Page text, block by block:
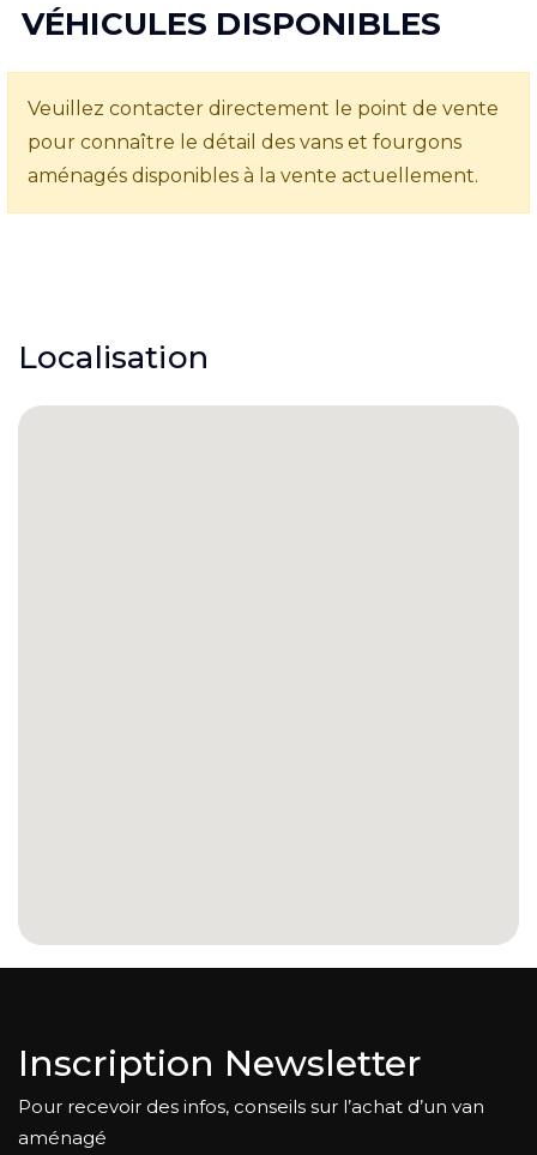
VÉHICULES DISPONIBLES
Veuillez contacter directement le point de vente
pour connaître le détail des vans et fourgons
aménagés disponibles à la vente actuellement.
Localisation
Inscription Newsletter
Pour recevoir des infos, conseils sur l’achat d’un van
aménagé